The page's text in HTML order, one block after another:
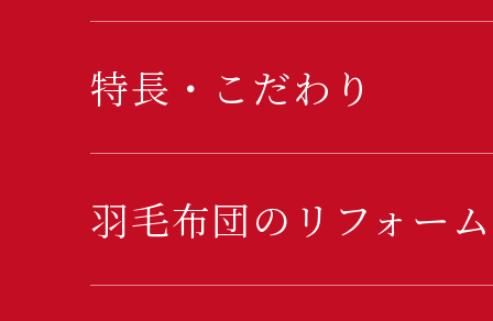
特長・こだわり
羽毛布団のリフォーム